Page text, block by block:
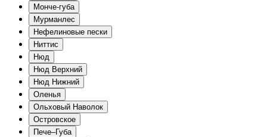
Монче-губа
Мурманлес
Нефелиновые пески
Ниттис
Нюд
Нюд Верхний
Нюд Нижний
Оленья
Ольховый Наволок
Островское
Пече–Губа